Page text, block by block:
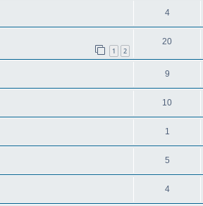
4
1 2
20
9
10
1
5
4